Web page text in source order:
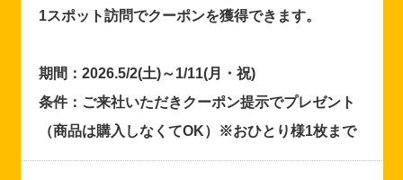
1スポット訪問でクーポンを獲得できます。
期間：2026.5/2(土)～1/11(月・祝)
条件：ご来社いただきクーポン提示でプレゼント
（商品は購入しなくてOK）※おひとり様1枚まで